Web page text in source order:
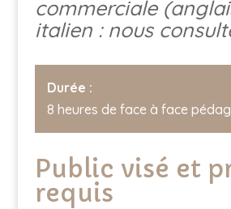
commerciale
italien : nous
Durée :
8 heures de face à face
Public visé et
requis